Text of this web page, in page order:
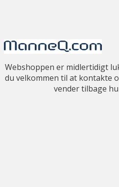
Webshoppen er midlertidigt
du velkommen til at kontakte
vender tilbage